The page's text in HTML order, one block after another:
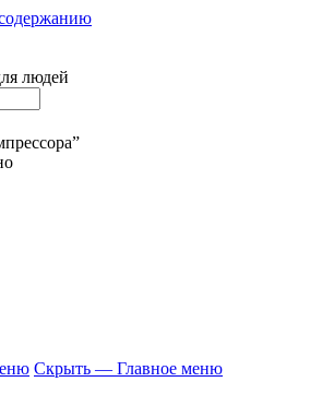
людей
Скрыть — Главное меню